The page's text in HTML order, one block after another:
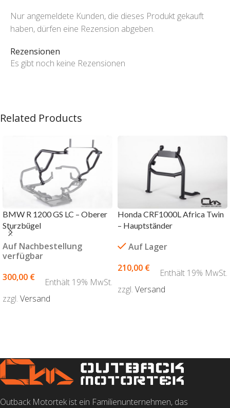
Rezensionen
Es gibt noch keine Rezensionen
Nur angemeldete Kunden, die dieses Produkt gekauft
haben, dürfen eine Rezension abgeben.
Related Products
BMW R 1200 GS LC – Oberer
Sturzbügel
Auf Nachbestellung
verfügbar
300,00 €
Enthält 19% MwSt.
zzgl. Versand
Honda CRF1000L Africa Twin
– Hauptständer
Auf Lager
210,00 €
Enthält 19% MwSt.
zzgl. Versand
Outback Motortek ist ein Familienunternehmen, das